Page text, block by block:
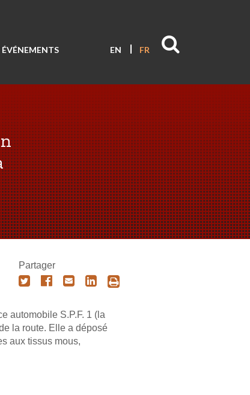
EN FR
Partager
automobile S.P.F. 1 (la
la route. Elle a déposé
aux tissus mous,